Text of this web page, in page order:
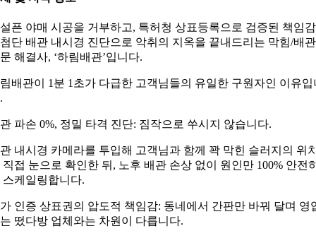
픈 야매 시공을 거부하고, 특허청 상표등록으로 검증된 책임
단 배관 내시경 진단으로 악취의 지옥을 끝내드리는 막힘/배관
해결사, ‘하림배관’입니다.
배관이 1분 1초가 다급한 고객님들의 유일한 구원자인 이유입
파손 0%, 정밀 타격 진단: 짐작으로 쑤시지 않습니다.
내시경 카메라를 투입해 고객님과 함께 꽉 막힌 슬러지의 위
직접 눈으로 확인한 뒤, 노후 배관 손상 없이 원인만 100% 안전
스케일링합니다.
인증 상표권의 압도적 책임감: 동네에서 간판만 바꿔 달며 영
떴다방 업체와는 차원이 다릅니다.